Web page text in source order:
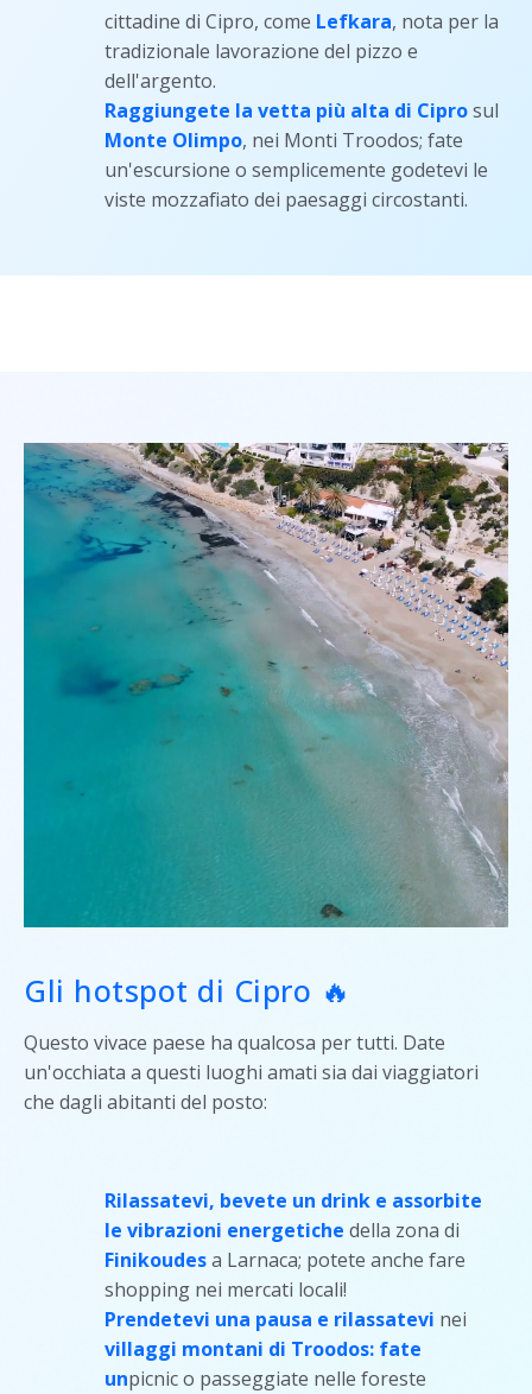
cittadine di Cipro, come Lefkara, nota per la
tradizionale lavorazione del pizzo e
dell'argento.
Raggiungete la vetta più alta di Ciprosul
Monte Olimpo, nei Monti Troodos; fate
un'escursione o semplicemente godetevi le
viste mozzafiato dei paesaggi circostanti.
Gli hotspot di Cipro 🔥
Questo vivace paese ha qualcosa per tutti. Date
un'occhiata a questi luoghi amati sia dai viaggiatori
che dagli abitanti del posto:
Rilassatevi, bevete un drink e assorbite
le vibrazioni energetiche della zona di
Finikoudesa Larnaca; potete anche fare
shopping nei mercati locali!
Prendetevi una pausa e rilassatevi nei
villaggi montani di Troodos: fate
unpicnic o passeggiate nelle foreste